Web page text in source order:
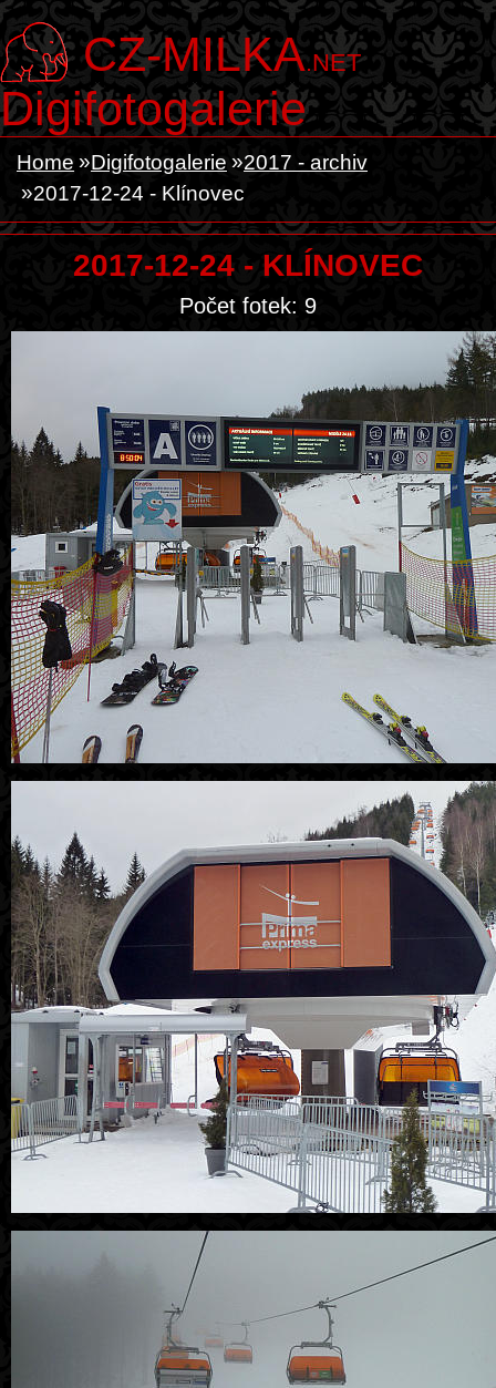
CZ-MILKA.NET
Digifotogalerie
Home Digifotogalerie
2017 - archiv
2017-12-24 - Klínovec
2017-12-24 - KLÍNOVEC
Počet fotek: 9